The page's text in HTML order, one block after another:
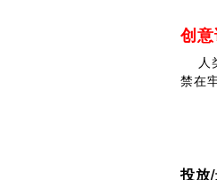
创
人
禁在
投放